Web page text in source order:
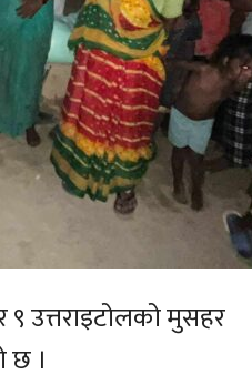
९ उत्तराइटोलको मुसहर
छ ।